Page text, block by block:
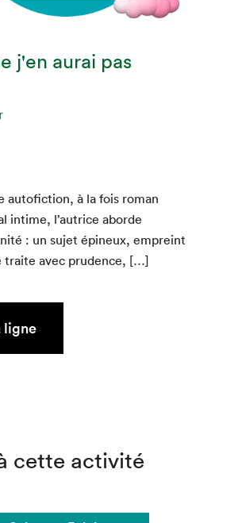
j'en aurai pas
aut­ofic­tion, à la fois roman
intime, l’autrice abor­de
: un sujet épineux, empreint
traite avec prudence, […]
ligne
cette activité